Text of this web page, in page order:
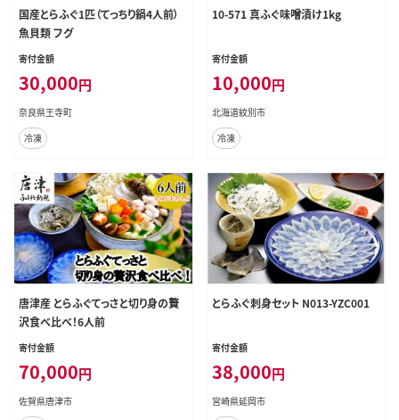
国産とらふぐ1匹（てっちり鍋4人前）
魚貝類 フグ
寄付金額
30,000円
奈良県王寺町
冷凍
10-571 真ふぐ味噌漬け1kg
寄付金額
10,000円
北海道紋別市
冷凍
唐津産 とらふぐてっさと切り身の贅
沢食べ比べ！6人前
寄付金額
70,000円
佐賀県唐津市
とらふぐ刺身セット N013-YZC001
寄付金額
38,000円
宮崎県延岡市